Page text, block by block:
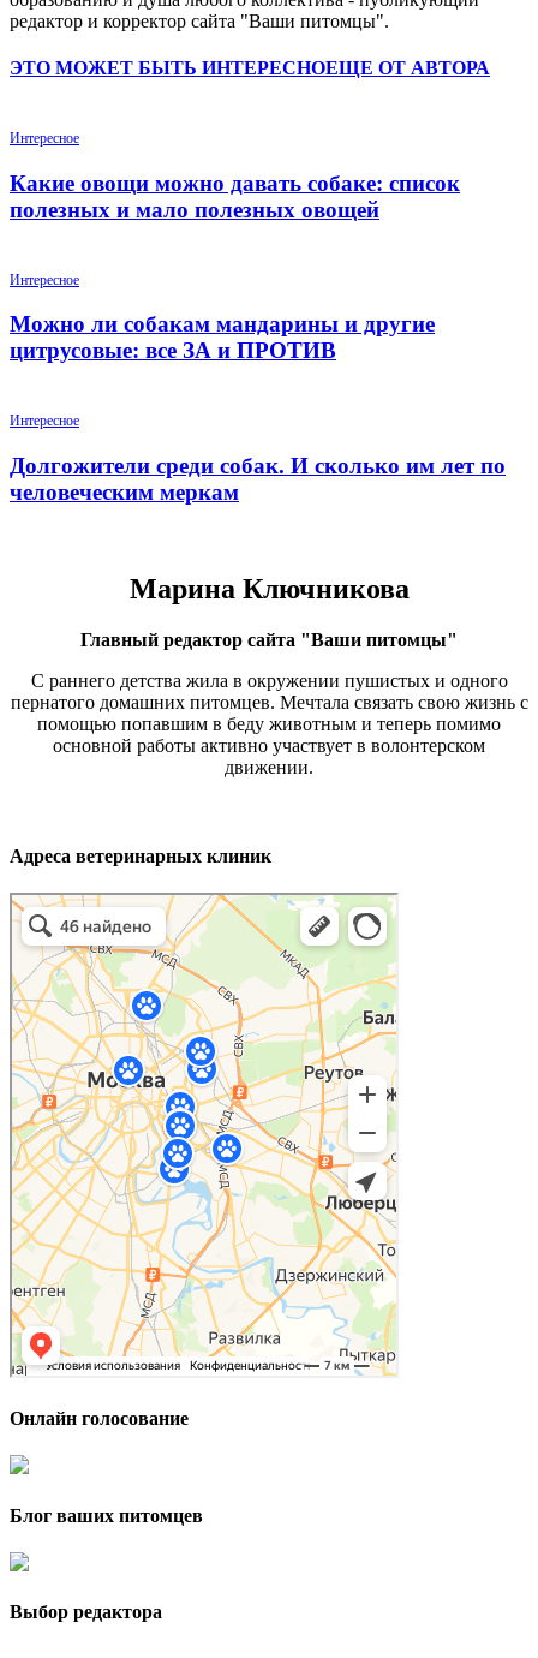
редактор и корректор сайта "Ваши питомцы".
ЭТО МОЖЕТ БЫТЬ ИНТЕРЕСНОЕЩЕ ОТ АВТОРА
Интересное
Какие овощи можно давать собаке: список
полезных и мало полезных овощей
Интересное
Можно ли собакам мандарины и другие
цитрусовые: все ЗА и ПРОТИВ
Интересное
Долгожители среди собак. И сколько им лет по
человеческим меркам
Марина Ключникова
Главный редактор сайта "Ваши питомцы"
С раннего детства жила в окружении пушистых и одного
пернатого домашних питомцев. Мечтала связать свою жизнь с
помощью попавшим в беду животным и теперь помимо
основной работы активно участвует в волонтерском
движении.
Адреса ветеринарных клиник
Онлайн голосование
Блог ваших питомцев
Выбор редактора